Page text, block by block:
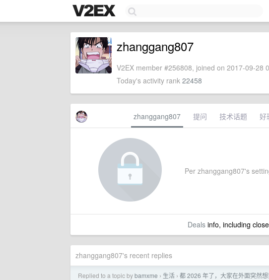
zhanggang807
V2EX member #256808, joined on 2017-09-28
Today's activity rank 22458
zhanggang807 提问 技术话题 好
Per zhanggang807's
Dealsinfo, including
zhanggang807's recent replies
Replied to a topic bybamxme › 生活 › 都 2026 年了，大家在外面突然